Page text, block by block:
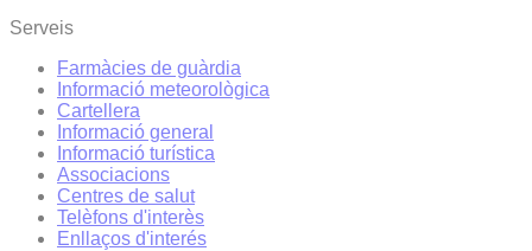
Serveis
Farmàcies de guàrdia
Informació meteorològica
Cartellera
Informació general
Informació turística
Associacions
Centres de salut
Telèfons d'interès
Enllaços d'interés